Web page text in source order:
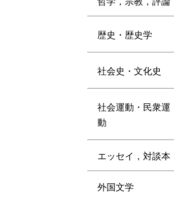
歴史・歴史学
社会史・文化史
社会運動・民衆運
動
エッセイ，対談本
外国文学